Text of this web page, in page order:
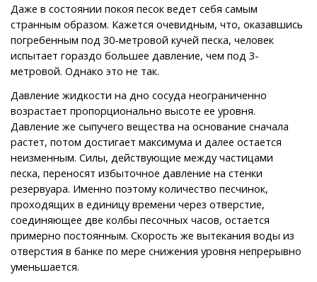
Даже в состоянии покоя песок ведет себя самым
странным образом. Кажется очевидным, что, оказавшись
погребенным под 30-метровой кучей песка, человек
испытает гораздо большее давление, чем под 3-
метровой. Однако это не так.
Давление жидкости на дно сосуда неограниченно
возрастает пропорционально высоте ее уровня.
Давление же сыпучего вещества на основание сначала
растет, потом достигает максимума и далее остается
неизменным. Силы, действующие между частицами
песка, переносят избыточное давление на стенки
резервуара. Именно поэтому количество песчинок,
проходящих в единицу времени через отверстие,
соединяющее две колбы песочных часов, остается
примерно постоянным. Скорость же вытекания воды из
отверстия в банке по мере снижения уровня непрерывно
уменьшается.